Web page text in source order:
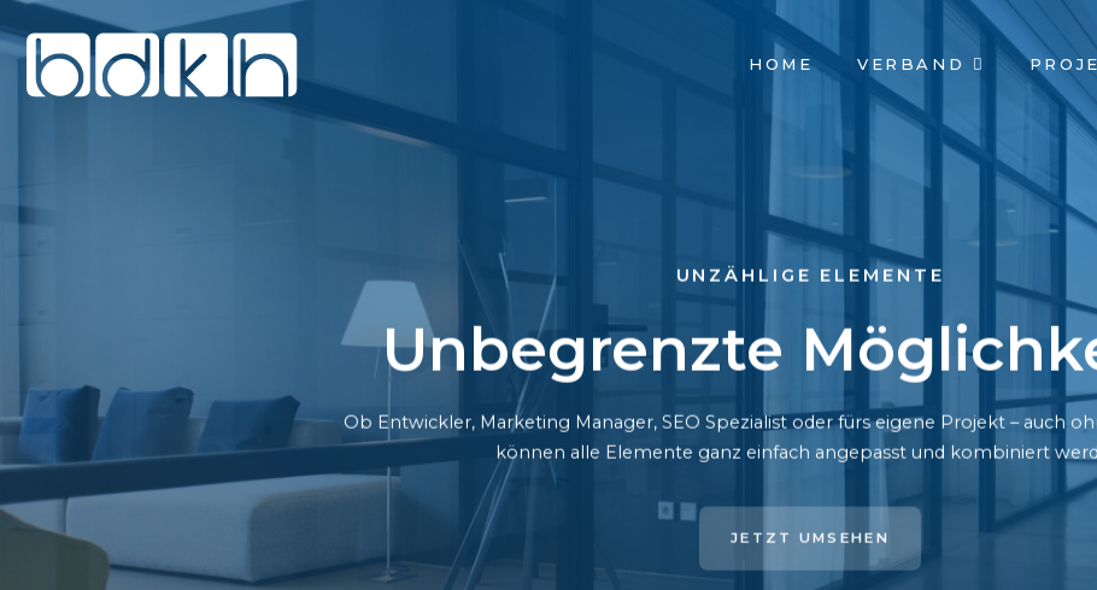
NAVIGATION
ÜBERSPRINGEN
HOME VERBAND
UNZÄHLIGE ELEMENTE
Unbegrenzte
Ob Entwickler, Marketing Manager, SEO Spezialist oder fürs eigene Projekt – auch
können alle Elemente ganz einfach angepasst und kombiniert
JETZT UMSEHEN